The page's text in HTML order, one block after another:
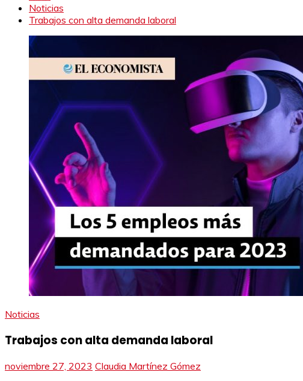
Noticias
Trabajos con alta demanda laboral
Noticias
Trabajos con alta demanda laboral
noviembre 27, 2023 Claudia Martínez Gómez